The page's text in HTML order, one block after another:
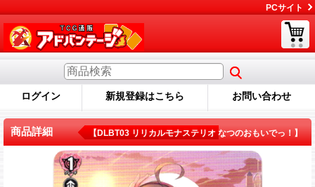
PCサイト
ログイン 新規登録はこちら お問い合わせ
商品詳細 【DLBT03 リリカルモナステリオ なつのおもいでっ！】